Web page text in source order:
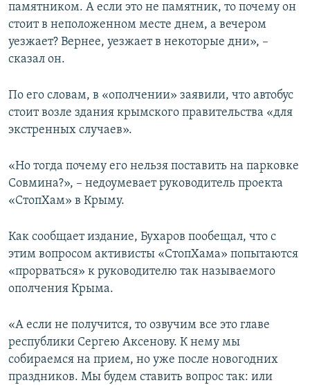
памятником. А если это не памятник, то почему он
стоит в неположенном месте днем, а вечером
уезжает? Вернее, уезжает в некоторые дни», –
сказал он.
По его словам, в «ополчении» заявили, что автобус
стоит возле здания крымского правительства «для
экстренных случаев».
«Но тогда почему его нельзя поставить на парковке
Совмина?», – недоумевает руководитель проекта
«СтопХам» в Крыму.
Как сообщает издание, Бухаров пообещал, что с
этим вопросом активисты «СтопХама» попытаются
«прорваться» к руководителю так называемого
ополчения Крыма.
«А если не получится, то озвучим все это главе
республики Сергею Аксенову. К нему мы
собираемся на прием, но уже после новогодних
праздников. Мы будем ставить вопрос так: или